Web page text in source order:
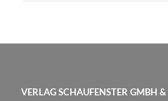
VERLAG SCHAUFENSTER GMBH &